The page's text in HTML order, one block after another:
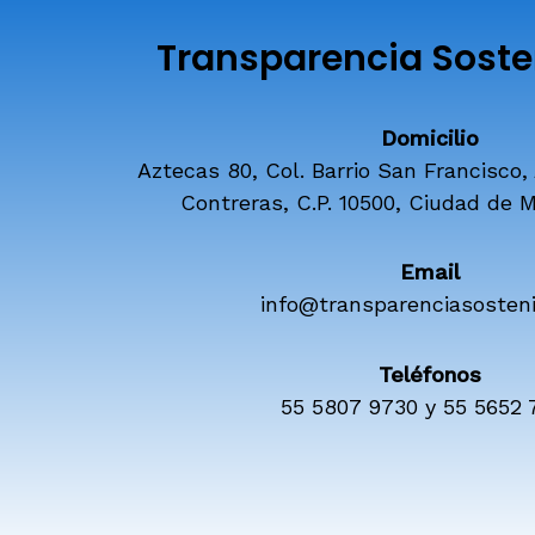
Transparencia
Domicilio
Aztecas 80, Col. Barrio San
Contreras, C.P. 10500, Ciudad de
Email
Teléfonos
55 5807 9730 y 55 5652